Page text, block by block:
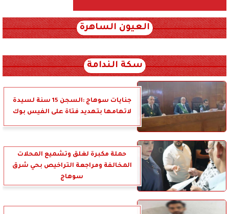
العيون الساهرة
سكة الندامة
جنايات سوهاج :السجن 15 سنة لسيدة
لاتهامها بتهديد فتاة على الفيس بوك
حملة مكبرة لغلق وتشميع المحلات
المخالفة ومراجعة التراخيص بحي شرق
سوهاج